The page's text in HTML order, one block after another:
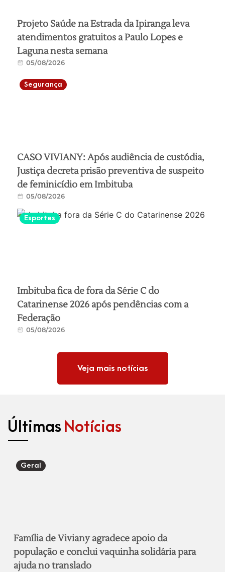
Projeto Saúde na Estrada da Ipiranga leva
atendimentos gratuitos a Paulo Lopes e
Laguna nesta semana
05/08/2026
Segurança
CASO VIVIANY: Após audiência de custódia,
Justiça decreta prisão preventiva de suspeito
de feminicídio em Imbituba
05/08/2026
Esportes
Imbituba fica de fora da Série C do
Catarinense 2026 após pendências com a
Federação
05/08/2026
Veja mais notícias
Últimas Notícias
Geral
Família de Viviany agradece apoio da
população e conclui vaquinha solidária para
ajuda no translado